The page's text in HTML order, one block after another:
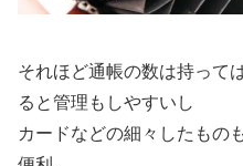
それほど通帳の数は持って
ると管理もしやすいし
カードなどの細々したもの